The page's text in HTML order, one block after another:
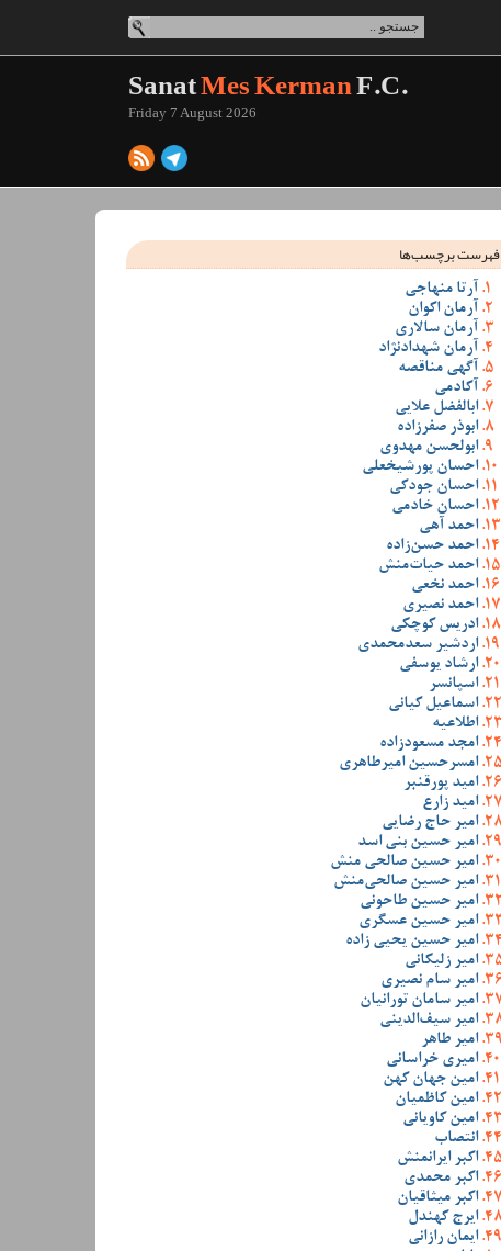
SanatMes KermanF.C.
Friday 7 August 2026
فهرست برچسب‌ها
آرتا منهاجی
آرمان اکوان
آرمان سالاری
آرمان شهدادنژاد
آگهی مناقصه
آکادمی
ابالفضل علایی
ابوذر صفرزاده
ابولحسن مهدوی
احسان پورشیخعلی
احسان جودکی
احسان خادمی
احمد آهی
احمد حسن‌زاده
احمد حیات‌منش
احمد نخعی
احمد نصیری
ادریس کوچکی
اردشیر سعدمحمدی
ارشاد یوسفی
اسپانسر
اسماعیل کیانی
اطلاعیه
امجد مسعودزاده
امسرحسین امیرطاهری
امید پورقنبر
امید زارع
امیر حاج رضایی
امیر حسین بنی اسد
امیر حسین صالحی منش
امیر حسین صالحی‌منش
امیر حسین طاحونی
امیر حسین عسگری
امیر حسین یحیی زاده
امیر زلیکانی
امیر سام نصیری
امیر سامان تورانیان
امیر سیف‌الدینی
امیر طاهر
امیری خراسانی
امین جهان کهن
امین کاظمیان
امین کاویانی
انتصاب
اکبر ایرانمنش
اکبر محمدی
اکبر میثاقیان
ایرج کهندل
ایمان رازانی